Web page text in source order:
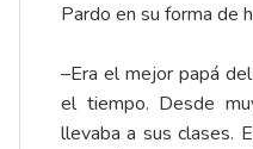
Pardo en su forma de
–Era el mejor papá
el tiempo. Desde
llevaba a sus clases.